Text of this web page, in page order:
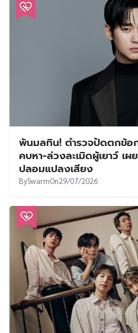
พ้นมลทิน! ตำรวจปัดตกข้อ
คบหา-ล่วงละเมิดผู้เยาว์ เ
ปลอมแปลงเสียง
BySwarmOn29/07/2026